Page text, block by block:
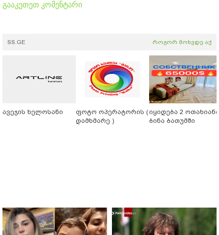
გააკეთეთ კომენტარი
SS.GE როგორ მოხვდე აქ
ავეჯის ხელოსანი
ფოტო ოპერატორის (
დამხმარე )
იყიდება 2 ოთახიანი
ბინა ბათუმში